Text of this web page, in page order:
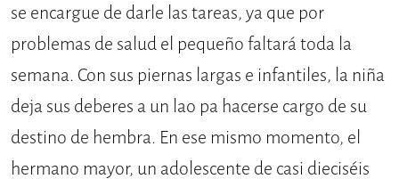
se encargue de darle las tareas, ya que por
problemas de salud el pequeño faltará toda la
semana. Con sus piernas largas e infantiles, la niña
deja sus deberes a un lao pa hacerse cargo de su
destino de hembra. En ese mismo momento, el
hermano mayor, un adolescente de casi dieciséis